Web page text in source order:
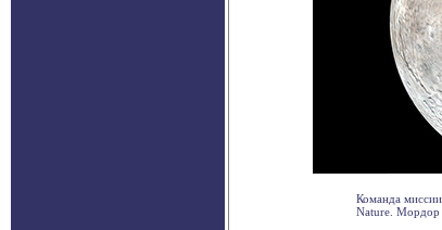
Команда
Nature. Мордор